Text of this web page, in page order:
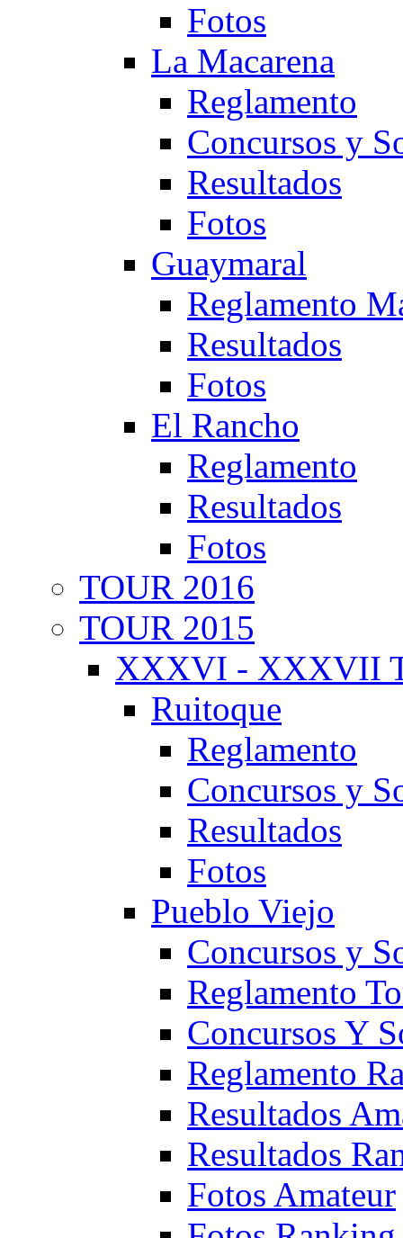
Fotos
La Macarena
Reglamento
Concursos y
Resultados
Fotos
Guaymaral
Reglamento
Resultados
Fotos
El Rancho
Reglamento
Resultados
Fotos
TOUR 2016
TOUR 2015
XXXVI - XXXVII
Ruitoque
Reglamento
Concursos y
Resultados
Fotos
Pueblo Viejo
Concursos y
Reglamento
Concursos Y
Reglamento
Resultados
Resultados
Fotos Amateur